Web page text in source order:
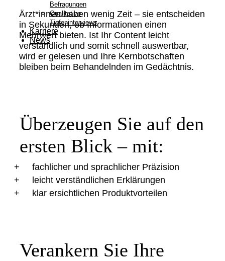
Befragungen
Qualitative
Tiefeninterviews
Karriere
News
Ärzt*innen haben wenig Zeit – sie entscheiden
in Sekunden, ob Informationen einen
Mehrwert bieten. Ist Ihr Content leicht
verständlich und somit schnell auswertbar,
wird er gelesen und Ihre Kernbotschaften
bleiben beim Behandelnden im Gedächtnis.
Überzeugen Sie auf den
ersten Blick – mit:
fachlicher und sprachlicher Präzision
leicht verständlichen Erklärungen
klar ersichtlichen Produktvorteilen
Verankern Sie Ihre